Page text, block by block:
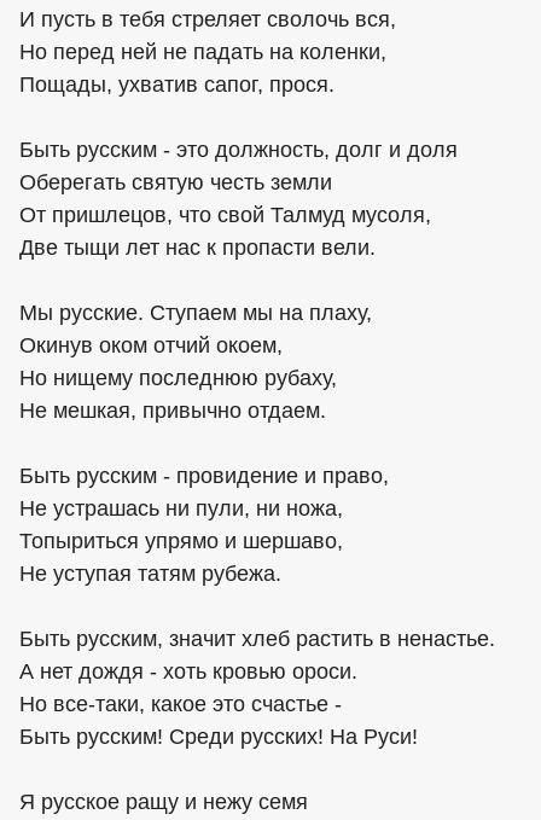
И пусть в тебя стреляет сволочь вся,
Но перед ней не падать на коленки,
Пощады, ухватив сапог, прося.
Быть русским - это должность, долг и доля
Оберегать святую честь земли
От пришлецов, что свой Талмуд мусоля,
Две тыщи лет нас к пропасти вели.
Мы русские. Ступаем мы на плаху,
Окинув оком отчий окоем,
Но нищему последнюю рубаху,
Не мешкая, привычно отдаем.
Быть русским - провидение и право,
Не устрашась ни пули, ни ножа,
Топыриться упрямо и шершаво,
Не уступая татям рубежа.
Быть русским, значит хлеб растить в ненастье.
А нет дождя - хоть кровью ороси.
Но все-таки, какое это счастье -
Быть русским! Среди русских! На Руси!
Я русское ращу и нежу семя